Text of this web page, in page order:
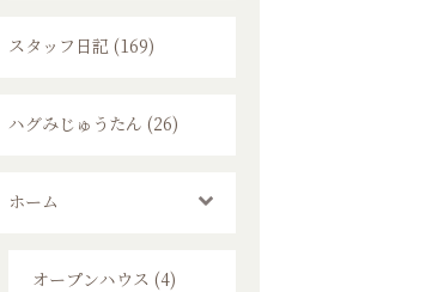
スタッフ日記 (169)
ハグみじゅうたん (26)
ホーム
オープンハウス (4)